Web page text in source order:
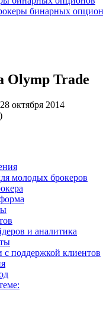
бинарных
Olymp Trade
28 октября 2014
молодых брокеров
и аналитика
с поддержкой клиентов